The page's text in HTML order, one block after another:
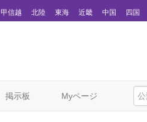
甲信越 北陸 東海 近畿 中国 四国
掲示板 Myページ